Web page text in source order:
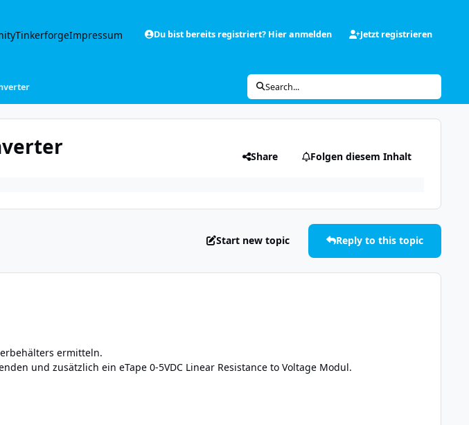
TinkerforgeImpressum Du bist bereits registriert? Hier anmelden Jetzt registrieren
Search...
Share Folgen diesem Inhalt
Start new topic Reply to this topic
ermitteln.
und zusätzlich ein eTape 0-5VDC Linear Resistance to Voltage Modul.